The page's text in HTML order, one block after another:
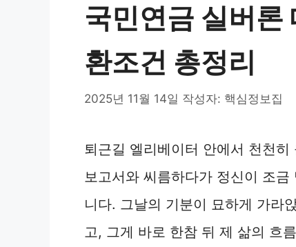
국민연금 실버론
환조건 총정리
2025년 11월 14일 작성자: 핵심정보집
퇴근길 엘리베이터 안에서 천천
보고서와 씨름하다가 정신이 조
니다. 그날의 기분이 묘하게 가라
고, 그게 바로 한참 뒤 제 삶의 흐